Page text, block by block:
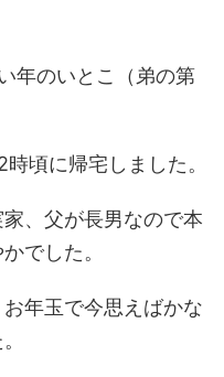
年のいとこ（弟の第
頃に帰宅しました。
、父が長男なので本
でした。
年玉で今思えばかな